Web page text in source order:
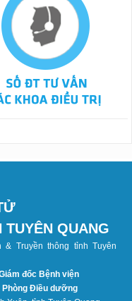
TUYÊN QUANG
Truyền thông tỉnh Tuyên
đốc Bệnh viện
Phòng Điều dưỡng